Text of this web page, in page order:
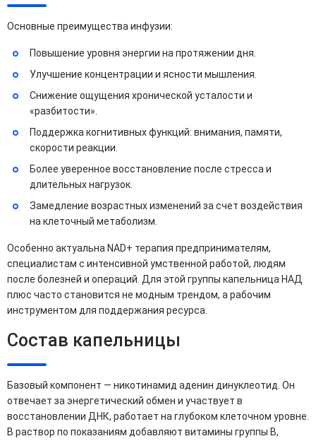
Основные преимущества инфузии:
Повышение уровня энергии на протяжении дня.
Улучшение концентрации и ясности мышления.
Снижение ощущения хронической усталости и
«разбитости».
Поддержка когнитивных функций: внимания, памяти,
скорости реакции.
Более уверенное восстановление после стресса и
длительных нагрузок.
Замедление возрастных изменений за счет воздействия
на клеточный метаболизм.
Особенно актуальна NAD+ терапия предпринимателям,
специалистам с интенсивной умственной работой, людям
после болезней и операций. Для этой группы капельница НАД
плюс часто становится не модным трендом, а рабочим
инструментом для поддержания ресурса.
Состав капельницы
Базовый компонент — никотинамид аденин динуклеотид. Он
отвечает за энергетический обмен и участвует в
восстановлении ДНК, работает на глубоком клеточном уровне.
В раствор по показаниям добавляют витамины группы B,